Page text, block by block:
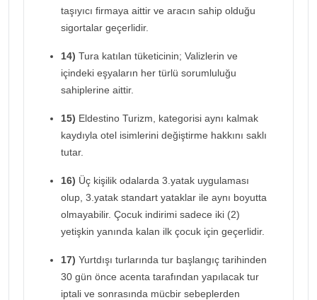
taşıyıcı firmaya aittir ve aracın sahip olduğu
sigortalar geçerlidir.
14) Tura katılan tüketicinin; Valizlerin ve
içindeki eşyaların her türlü sorumluluğu
sahiplerine aittir.
15) Eldestino Turizm, kategorisi aynı kalmak
kaydıyla otel isimlerini değiştirme hakkını saklı
tutar.
16) Üç kişilik odalarda 3.yatak uygulaması
olup, 3.yatak standart yataklar ile aynı boyutta
olmayabilir. Çocuk indirimi sadece iki (2)
yetişkin yanında kalan ilk çocuk için geçerlidir.
17) Yurtdışı turlarında tur başlangıç tarihinden
30 gün önce acenta tarafından yapılacak tur
iptali ve sonrasında mücbir sebeplerden